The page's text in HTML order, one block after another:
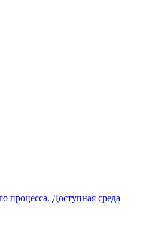
процесса. Доступная среда